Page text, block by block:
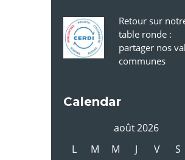
Retour sur
table ronde :
partager nos
communes
Calendar
août 2026
L
M M J V S